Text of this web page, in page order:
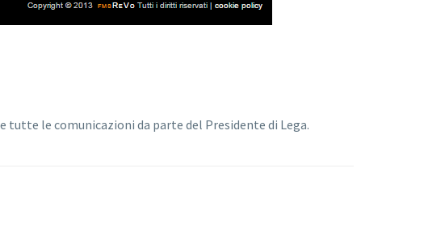
le comunicazioni da parte del Presidente di Lega.